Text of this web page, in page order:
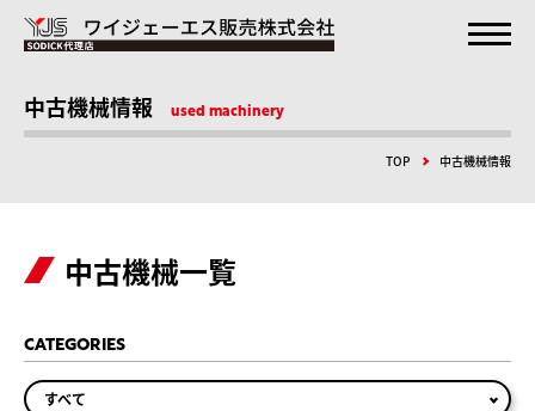
中古機械情報 used machinery
TOP 中古機械情報
中古機械一覧
CATEGORIES
すべて